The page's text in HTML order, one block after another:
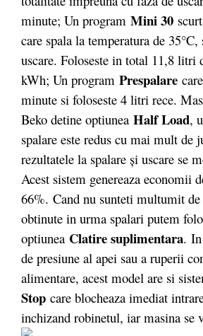
minute; Un program Mini 30 scurt
care spala la temperatura de
uscare. Foloseste in total 11,8 litri
kWh; Un program Prespalare
minute si foloseste 4 litri rece.
Beko detine optiunea Half Load,
spalare este redus cu mai mult de
rezultatele la spalare şi uscare se
Acest sistem genereaza economii
66%. Cand nu sunteti multumit de
obtinute in urma spalari putem
optiunea Clatire suplimentara.
de presiune al apei sau a ruperii
alimentare, acest model are si
Stop care blocheaza imediat
inchizand robinetul, iar masina se